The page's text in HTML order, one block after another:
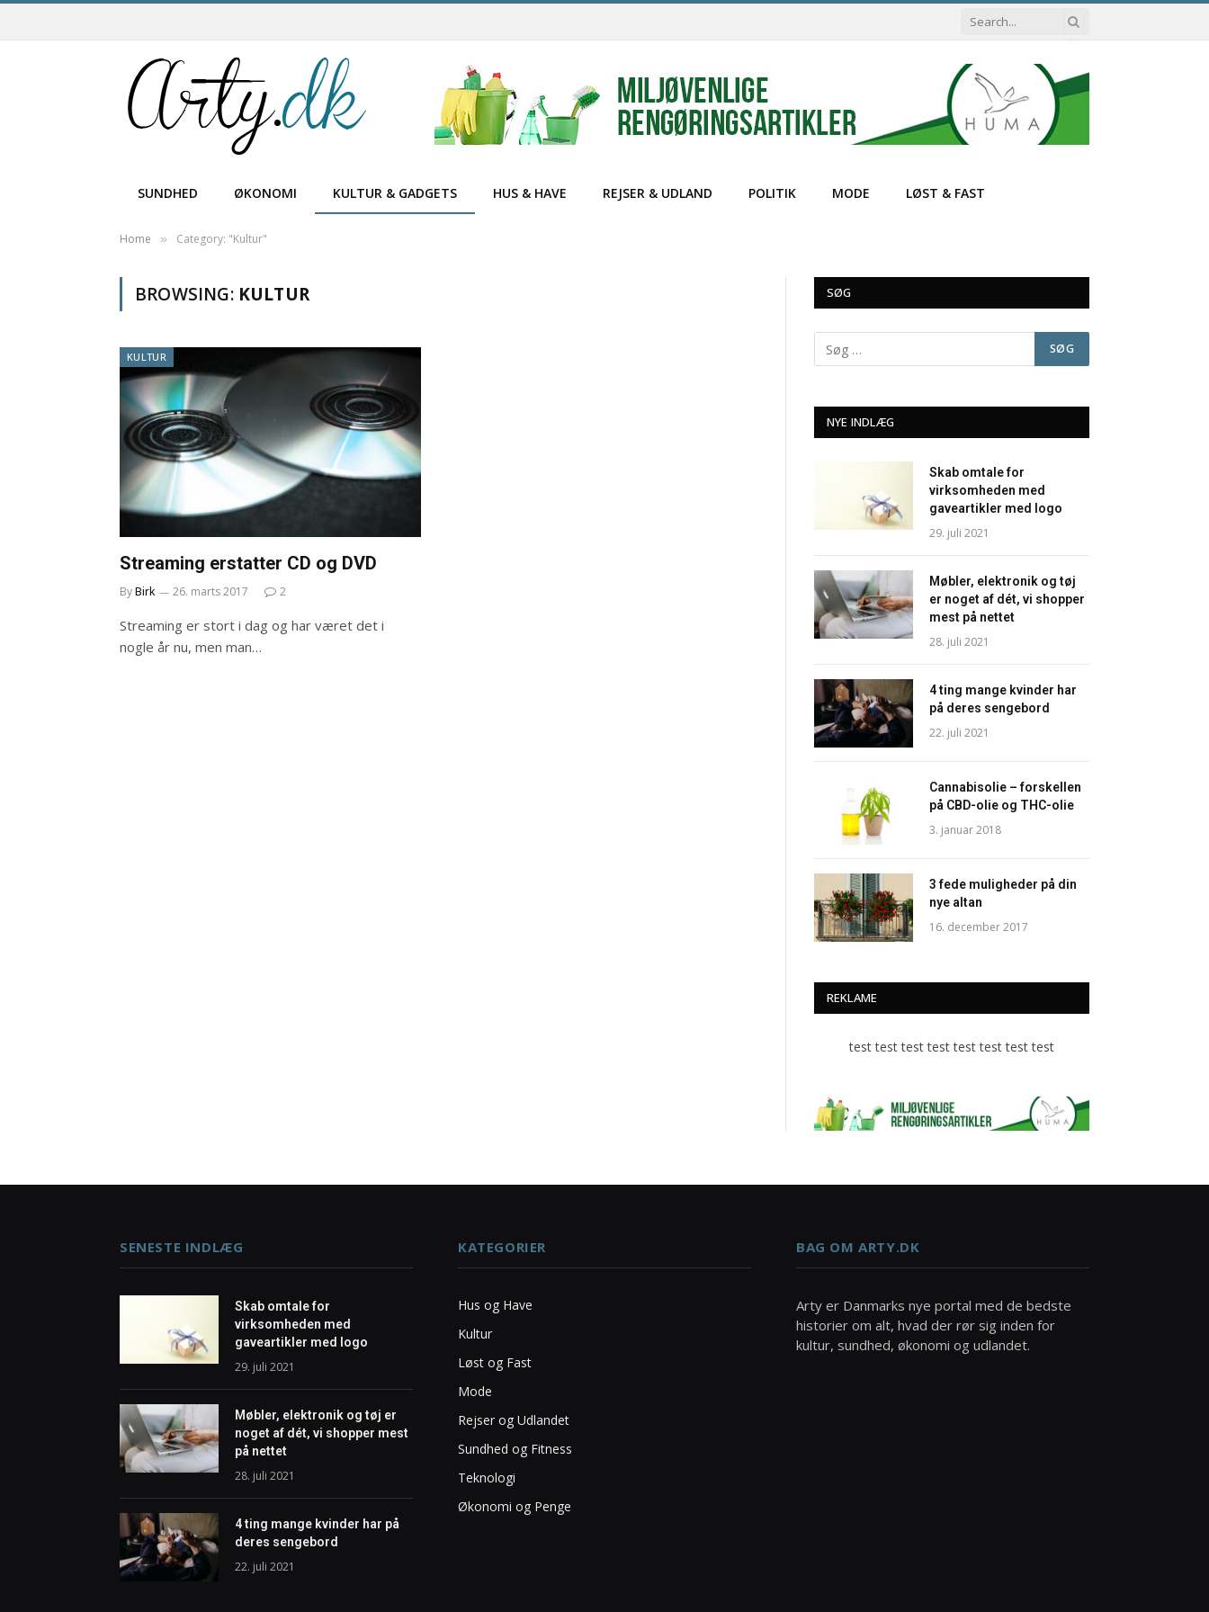
SUNDHED ØKONOMI KULTUR & GADGETS HUS & HAVE REJSER & UDLAND POLITIK MODE LØST & FAST
Home » Category: "Kultur"
BROWSING: KULTUR
KULTUR
Streaming erstatter CD og DVD
ByBirk 26. marts 2017 2
Streaming er stort i dag og har været det i
nogle år nu, men man…
SØG
NYE INDLÆG
Skab omtale for
virksomheden med
gaveartikler med logo
29. juli 2021
Møbler, elektronik og tøj
er noget af dét, vi shopper
mest på nettet
28. juli 2021
4 ting mange kvinder har
på deres sengebord
22. juli 2021
Cannabisolie – forskellen
på CBD-olie og THC-olie
3. januar 2018
3 fede muligheder på din
nye altan
16. december 2017
REKLAME
test test test test test test test test
SENESTE INDLÆG
Skab omtale for
virksomheden med
gaveartikler med logo
29. juli 2021
Møbler, elektronik og tøj er
noget af dét, vi shopper mest
på nettet
28. juli 2021
4 ting mange kvinder har på
deres sengebord
22. juli 2021
KATEGORIER
Hus og Have
Kultur
Løst og Fast
Mode
Rejser og Udlandet
Sundhed og Fitness
Teknologi
Økonomi og Penge
BAG OM ARTY.DK
Arty er Danmarks nye portal med de bedste
historier om alt, hvad der rør sig inden for
kultur, sundhed, økonomi og udlandet.